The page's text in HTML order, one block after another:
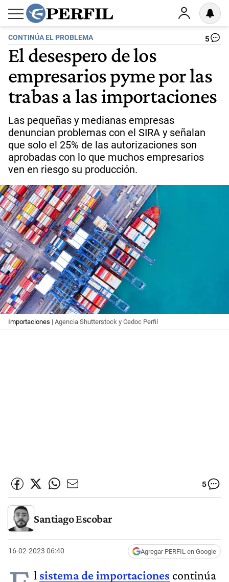
CONTINÚA EL PROBLEMA 5
El desespero de los
empresarios pyme por las
trabas a las importaciones
Las pequeñas y medianas empresas
denuncian problemas con el SIRA y señalan
que solo el 25% de las autorizaciones son
aprobadas con lo que muchos empresarios
ven en riesgo su producción.
Importaciones | Agencia Shutterstock y Cedoc Perfil
5
Santiago Escobar
16-02-2023 06:40 Agregar PERFIL en Google
l sistema de importaciones continúa